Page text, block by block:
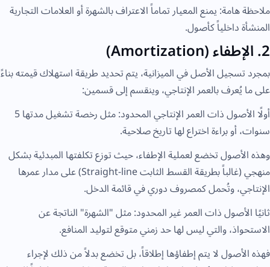
ملاحظة هامة: يمنع المعيار تماماً الاعتراف بالشهرة أو العلامات التجارية
المنشأة داخلياً كأصول.
2. الإطفاء (Amortization)
بمجرد تسجيل الأصل في الميزانية، يتم تحديد طريقة استهلاك قيمته بناءً
على ما يُعرف بالعمر الإنتاجي، وينقسم إلى قسمين:
أولًا الأصول ذات العمر الإنتاجي المحدود: مثل رخصة تشغيل مدتها 5
سنوات، أو براءة اختراع لها تاريخ صلاحية.
وهذه الأصول تخضع لعملية الإطفاء، حيث توزع تكلفتها المبدئية بشكل
منهجي (غالباً بطريقة القسط الثابت Straight-line) على مدار عمرها
الإنتاجي، وتُحمل كمصروف دوري في قائمة الدخل.
ثانيًا الأصول ذات العمر غير المحدود: مثل "الشهرة" الناتجة عن
الاستحواذ، والتي ليس لها حد زمني متوقع لتوليد المنافع.
فهذه الأصول لا يتم إطفاؤها إطلاقاً، بل تخضع بدلاً من ذلك لإجراء